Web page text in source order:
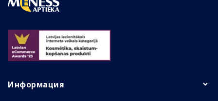
Информация